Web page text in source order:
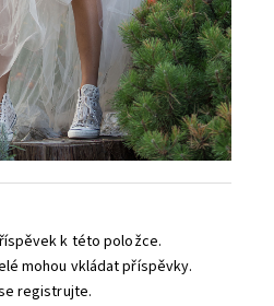
k této položce.
mohou vkládat příspěvky.
registrujte.